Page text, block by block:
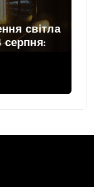
світла
серпня: